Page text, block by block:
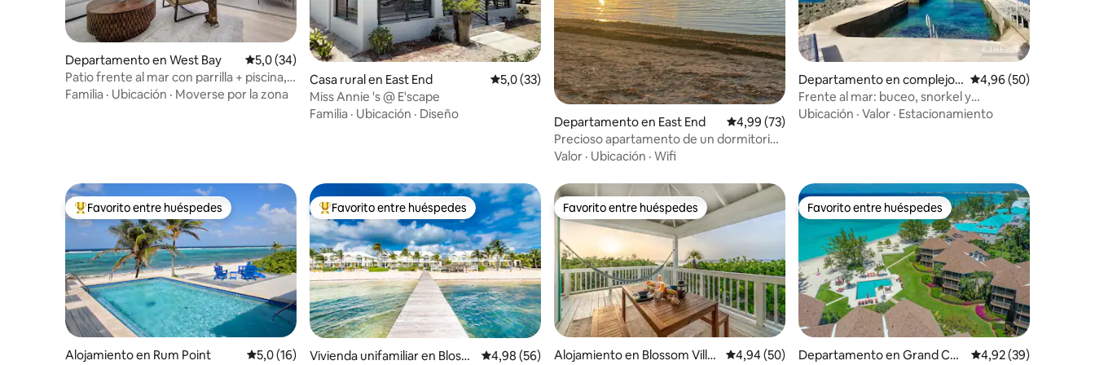
Departamento en West Bay Calificación promedio: 5,0 de 5. 34 evaluaciones
5,0 (34)
Patio frente al mar con parrilla + piscina,
gimnasio y spa
Familia · Ubicación · Moverse por la zona
Casa rural en East End Calificación promedio: 5,0 de 5. 33 evaluaciones
5,0 (33)
Miss Annie 's @ E'scape
Familia · Ubicación · Diseño
Departamento en East End Calificación promedio: 4,99 de 5. 73 evaluaciones
4,99 (73)
Precioso apartamento de un dormitorio
con vistas a la playa y cabaña.
Valor · Ubicación · Wifi
Departamento en complejo r
esidencial en West Bay
Calificación
4,96 (50)
Frente al mar: buceo, snorkel y
restaurante
Ubicación · Valor · Estacionamiento
Favorito entre los huéspedes más destacados
Favorito entre huéspedes
Alojamiento en Rum Point Calificación promedio: 5,0 de 5. 16 evaluaciones
5,0 (16)
Favorito entre los huéspedes más destacados
Favorito entre huéspedes
Vivienda unifamiliar en Blosso
Calificación promedio: 4,98 de 5. 56 evaluaciones
4,98 (56)
Favorito entre huéspedes
Favorito entre huéspedes
Alojamiento en Blossom Villa
Calificación promedio: 4,94 de 5. 50 evaluaciones
4,94 (50)
Favorito entre huéspedes
Favorito entre huéspedes
Departamento en Grand Cay
Calificación
4,92 (39)